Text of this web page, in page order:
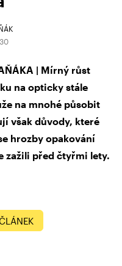
| Mírný růst
na opticky stále
na mnohé působit
však důvody, které
hrozby opakování
zažili před čtyřmi lety.